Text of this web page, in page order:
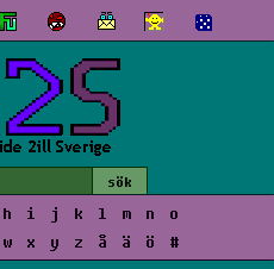
h i j k l m n
o
w x y z å ä ö #